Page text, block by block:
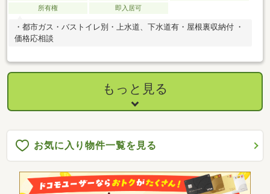
所有権
即入居可
・都市ガス・バストイレ別・上水道、下水道有・屋根裏収納付 ・
価格応相談
もっと見る
お気に入り物件一覧を見る